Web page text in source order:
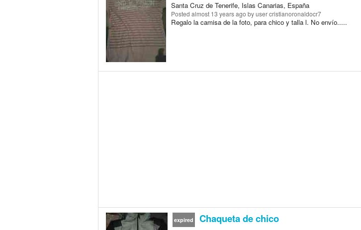
Santa Cruz de Tenerife, Islas Canarias, España
Posted almost 13 years ago by user cristianoronaldocr7
Regalo la camisa de la foto, para chico y talla l. No envío.....
expired Chaqueta de chico